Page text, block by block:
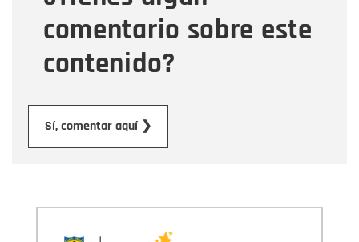
comentario sobre este
contenido?
Sí, comentar aquí ❯